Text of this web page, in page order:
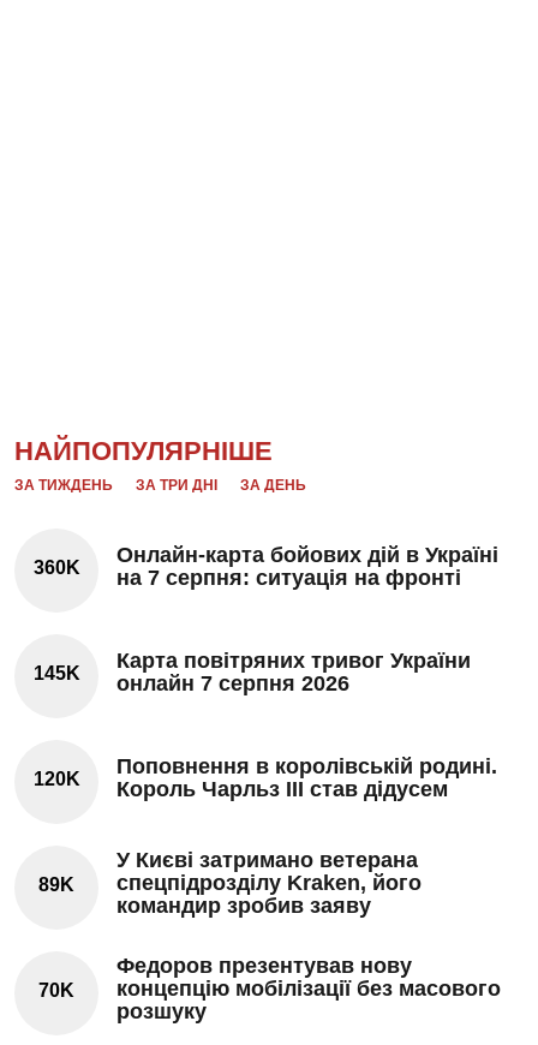
НАЙПОПУЛЯРНІШЕ
ЗА ТИЖДЕНЬ ЗА ТРИ ДНІ ЗА ДЕНЬ
360K
Онлайн-карта бойових дій в Україні
на 7 серпня: ситуація на фронті
145K
Карта повітряних тривог України
онлайн 7 серпня 2026
120K
Поповнення в королівській родині.
Король Чарльз III став дідусем
89K
У Києві затримано ветерана
спецпідрозділу Kraken, його
командир зробив заяву
70K
Федоров презентував нову
концепцію мобілізації без масового
розшуку